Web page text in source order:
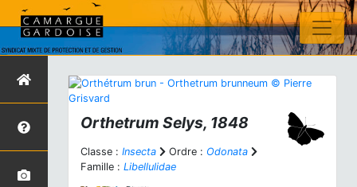
Orthetrum Selys, 1848
Classe : Insecta Ordre : Odonata
Famille : Libellulidae